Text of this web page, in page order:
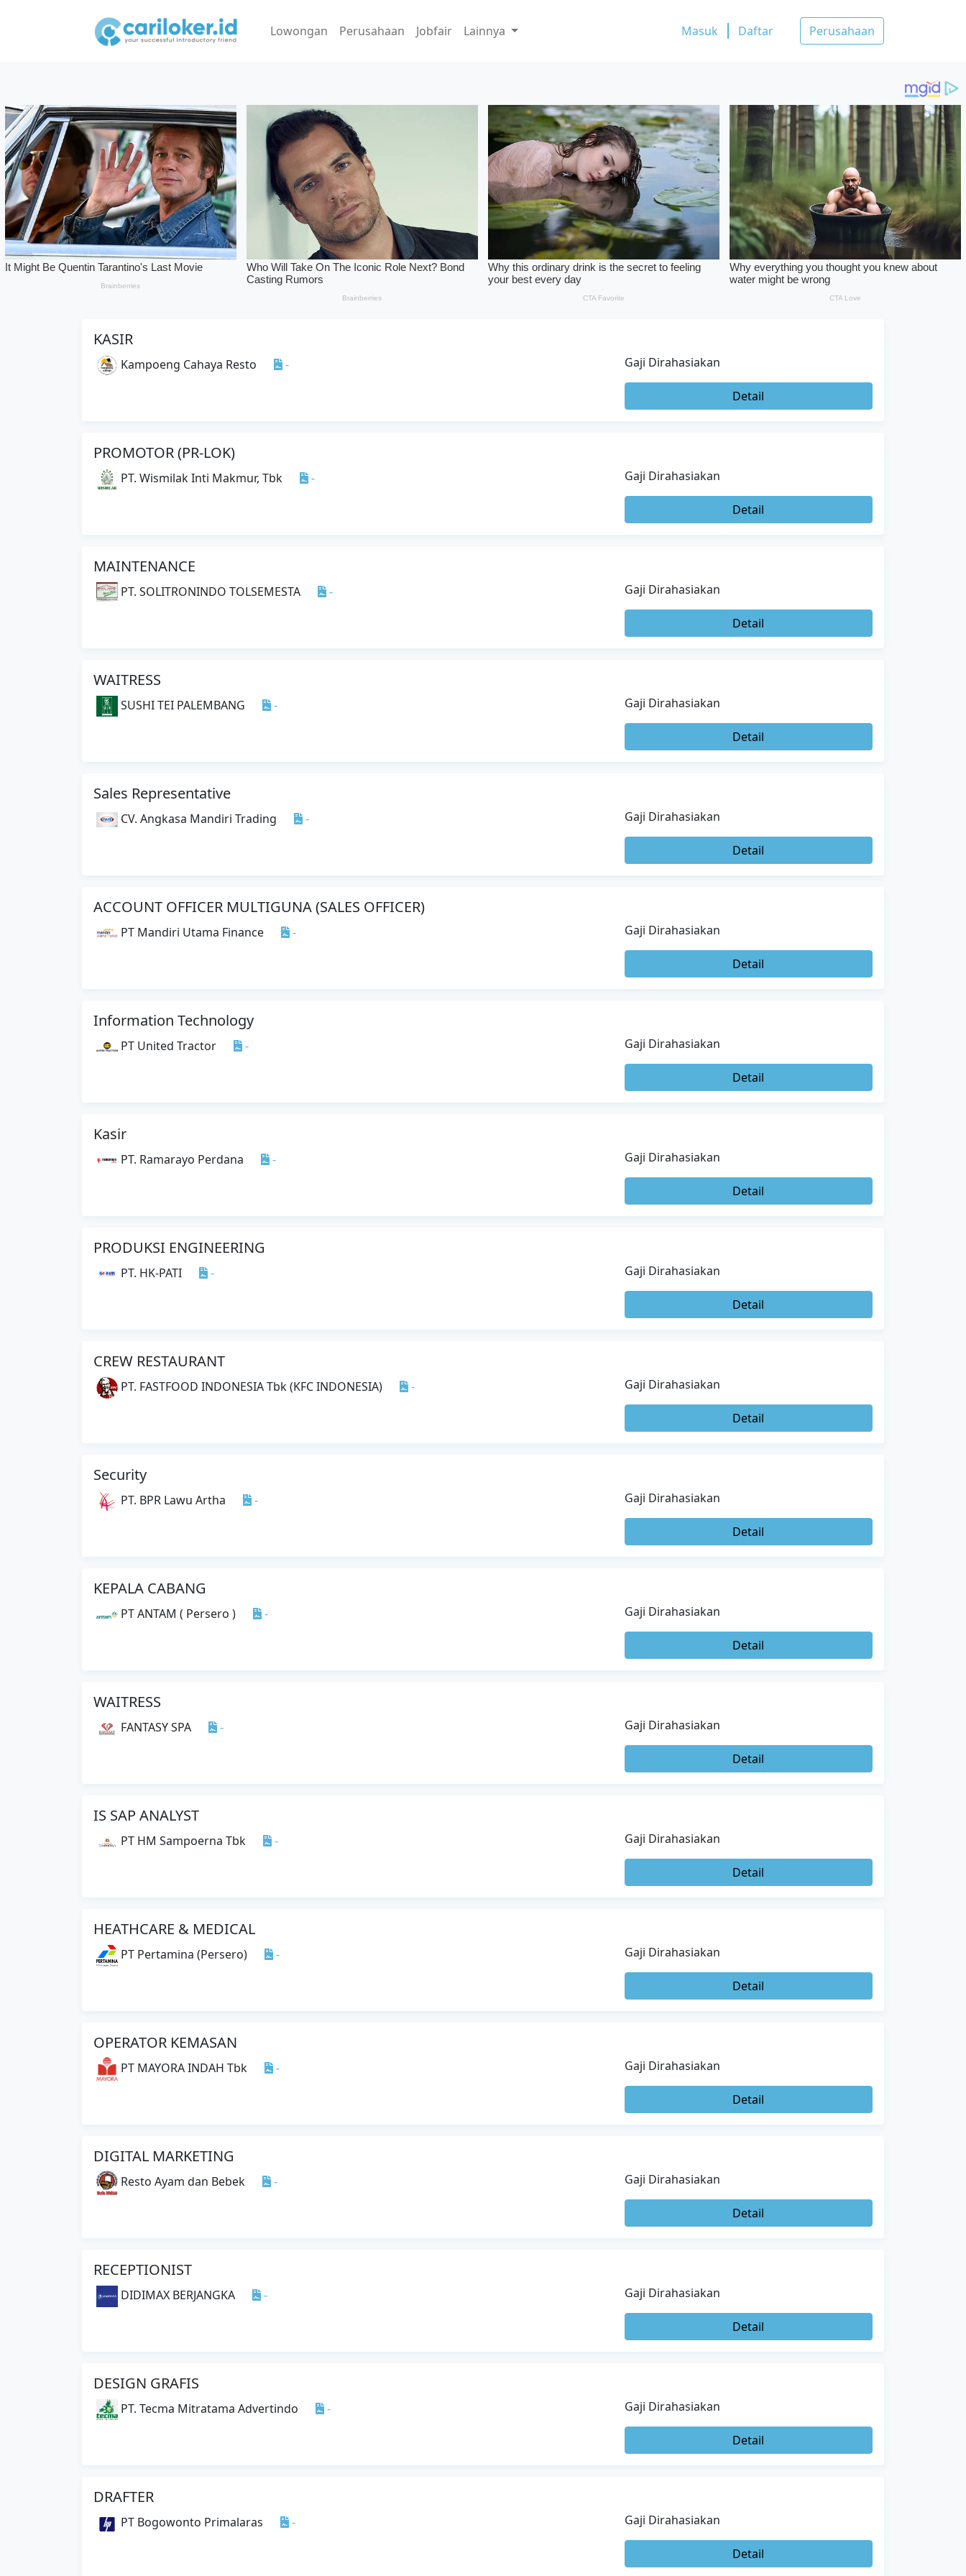
Lowongan Perusahaan Jobfair Lainnya Masuk Daftar Perusahaan
KASIR
Kampoeng Cahaya Resto - Gaji Dirahasiakan
Detail
PROMOTOR (PR-LOK)
PT. Wismilak Inti Makmur, Tbk - Gaji Dirahasiakan
Detail
MAINTENANCE
PT. SOLITRONINDO TOLSEMESTA - Gaji Dirahasiakan
Detail
WAITRESS
SUSHI TEI PALEMBANG - Gaji Dirahasiakan
Detail
Sales Representative
CV. Angkasa Mandiri Trading - Gaji Dirahasiakan
Detail
ACCOUNT OFFICER MULTIGUNA (SALES OFFICER)
PT Mandiri Utama Finance - Gaji Dirahasiakan
Detail
Information Technology
PT United Tractor - Gaji Dirahasiakan
Detail
Kasir
PT. Ramarayo Perdana - Gaji Dirahasiakan
Detail
PRODUKSI ENGINEERING
PT. HK-PATI - Gaji Dirahasiakan
Detail
CREW RESTAURANT
PT. FASTFOOD INDONESIA Tbk (KFC INDONESIA) - Gaji Dirahasiakan
Detail
Security
PT. BPR Lawu Artha - Gaji Dirahasiakan
Detail
KEPALA CABANG
PT ANTAM ( Persero ) - Gaji Dirahasiakan
Detail
WAITRESS
FANTASY SPA - Gaji Dirahasiakan
Detail
IS SAP ANALYST
PT HM Sampoerna Tbk - Gaji Dirahasiakan
Detail
HEATHCARE & MEDICAL
PT Pertamina (Persero) - Gaji Dirahasiakan
Detail
OPERATOR KEMASAN
PT MAYORA INDAH Tbk - Gaji Dirahasiakan
Detail
DIGITAL MARKETING
Resto Ayam dan Bebek - Gaji Dirahasiakan
Detail
RECEPTIONIST
DIDIMAX BERJANGKA - Gaji Dirahasiakan
Detail
DESIGN GRAFIS
PT. Tecma Mitratama Advertindo - Gaji Dirahasiakan
Detail
DRAFTER
PT Bogowonto Primalaras - Gaji Dirahasiakan
Detail